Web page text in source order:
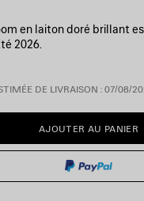
en laiton doré brillant
2026.
DE LIVRAISON : 07/08/
AJOUTER
AU
AJOUTER AU PANIER
VEUILLEZ
TAILLE